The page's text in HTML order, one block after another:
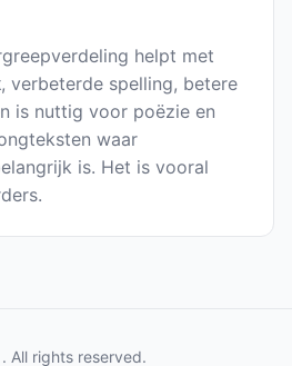
helpt met
, verbeterde spelling, betere
is nuttig voor poëzie en
waar
is. Het is vooral
All rights reserved.